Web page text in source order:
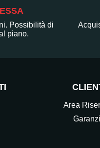
Possibilità di
piano.
Area